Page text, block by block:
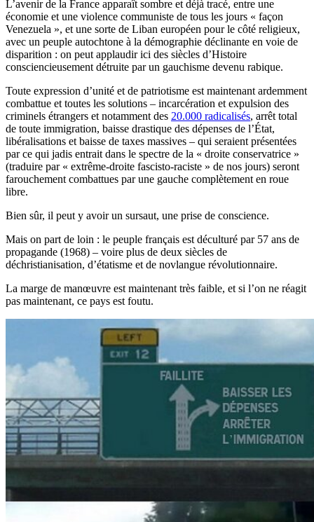
L’avenir de la France apparaît sombre et déjà tracé, entre une
économie et une violence communiste de tous les jours « façon
Venezuela », et une sorte de Liban européen pour le côté religieux,
avec un peuple autochtone à la démographie déclinante en voie de
disparition : on peut applaudir ici des siècles d’Histoire
consciencieusement détruite par un gauchisme devenu rabique.
Toute expression d’unité et de patriotisme est maintenant ardemment
combattue et toutes les solutions – incarcération et expulsion des
criminels étrangers et notamment des 20.000 radicalisés, arrêt total
de toute immigration, baisse drastique des dépenses de l’État,
libéralisations et baisse de taxes massives – qui seraient présentées
par ce qui jadis entrait dans le spectre de la « droite conservatrice »
(traduire par « extrême-droite fascisto-raciste » de nos jours) seront
farouchement combattues par une gauche complètement en roue
libre.
Bien sûr, il peut y avoir un sursaut, une prise de conscience.
Mais on part de loin : le peuple français est déculturé par 57 ans de
propagande (1968) – voire plus de deux siècles de
déchristianisation, d’étatisme et de novlangue révolutionnaire.
La marge de manœuvre est maintenant très faible, et si l’on ne réagit
pas maintenant, ce pays est foutu.